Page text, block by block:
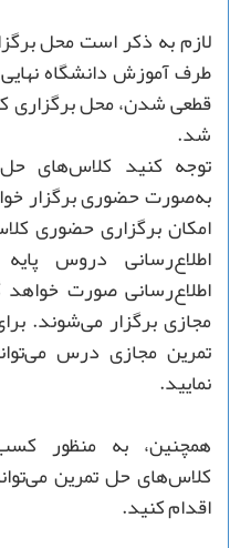
لازم به ذکر است محل
طرف آموزش دانشگاه
قطعی شدن، محل برگزاری
شد.
توجه کنید کلاس‌های
به‌صورت حضوری برگزار
امکان برگزاری حضوری
اطلاع‌رسانی دروس
اطلاع‌رسانی صورت
مجازی برگزار می‌شوند.
تمرین مجازی درس
نمایید.
همچنین، به منظور
کلاس‌های حل تمرین
اقدام کنید.